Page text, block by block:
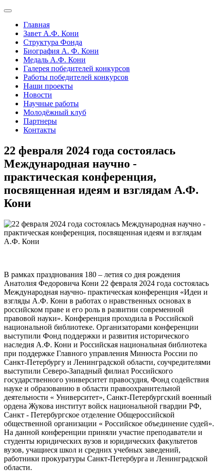
Главная
Завет А.Ф. Кони
Структура Фонда
Биография А. Ф. Кони
Медаль А.Ф. Кони
Галерея победителей конкурсов
Работы победителей конкурсов
Наши проекты
Новости
Научные работы
Молодёжный клуб
Партнеры
Контакты
22 февраля 2024 года состоялась
Международная научно -
практическая конференция,
посвященная идеям и взглядам А.Ф.
Кони
В рамках празднования 180 – летия со дня рождения
Анатолия Федоровича Кони 22 февраля 2024 года состоялась
Международная научно- практическая конференция «Идеи и
взгляды А.Ф. Кони в работах о нравственных основах в
российском праве и его роль в развитии современной
правовой науки». Конференция проходила в Российской
национальной библиотеке. Организаторами конференции
выступили Фонд поддержки и развития исторического
наследия А.Ф. Кони и Российская национальная библиотека
при поддержке Главного управления Минюста России по
Санкт-Петербургу и Ленинградской области, соучредителями
выступили Северо-Западный филиал Российского
государственного университет правосудия, Фонд содействия
науке и образованию в области правоохранительной
деятельности « Университет», Санкт-Петербургский военный
ордена Жукова институт войск национальной гвардии РФ,
Санкт - Петербургское отделение Общероссийской
общественной организации « Российское объединение судей».
На данной конференции приняли участие преподаватели и
студенты юридических вузов и юридических факультетов
вузов, учащиеся школ и средних учебных заведений,
работники прокуратуры Санкт-Петербурга и Ленинградской
области.